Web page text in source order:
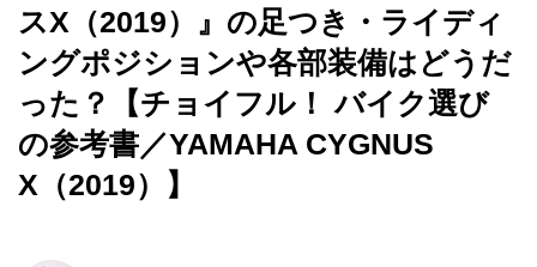
スX（2019）』の足つき・ライディ
ングポジションや各部装備はどうだ
った？【チョイフル！ バイク選び
の参考書／YAMAHA CYGNUS
X（2019）】